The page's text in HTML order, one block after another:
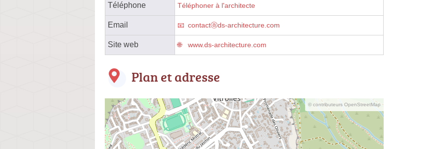
Téléphone Téléphoner à l'architecte
Email contactⓐds-architecture.com
Site web www.ds-architecture.com
Plan et adresse
© contributeurs OpenStreetMap